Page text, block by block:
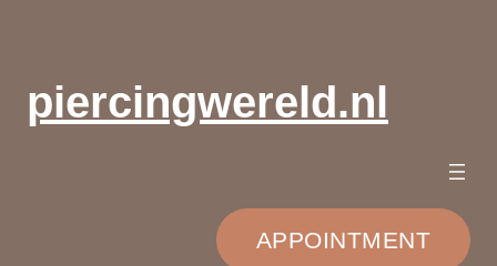
inhoudpiercingwereld.nl
APPOINTMENT